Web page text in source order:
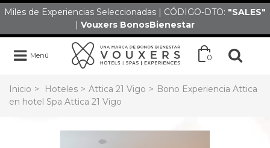
Miles de Experiencias Seleccionadas | CÓDIGO-DTO: "SALES"
| Vouxers BonosBienestar
Menú 0
Inicio > Hoteles > Attica 21 Vigo > Bono Experiencia Attica
en hotel Spa Attica 21 Vigo